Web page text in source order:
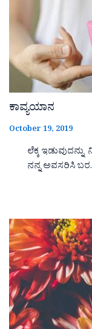
ಕಾವ್ಯಯಾನ
October 19, 2019
ಲೆಕ್ಕ
ನನ್ನ ಅವಸರಿಸಿ